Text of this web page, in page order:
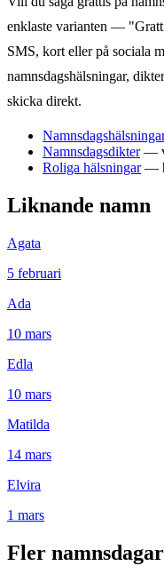
enklaste varianten —
SMS, kort eller på sociala
namnsdagshälsningar,
skicka direkt.
Namnsdagsdikter—
Roliga hälsningar—
Liknande namn
Agata
5 februari
Ada
10 mars
Edla
10 mars
Matilda
14 mars
Elvira
1 mars
Fler